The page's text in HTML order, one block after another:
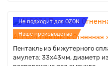
Не подходит для OZON
Наше производство
ALP034 Пентакль Огненная
Пентакль из бижутерного
амулета: 33х43мм, диаметр